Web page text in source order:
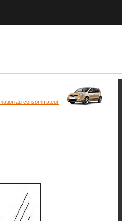
au consommateur